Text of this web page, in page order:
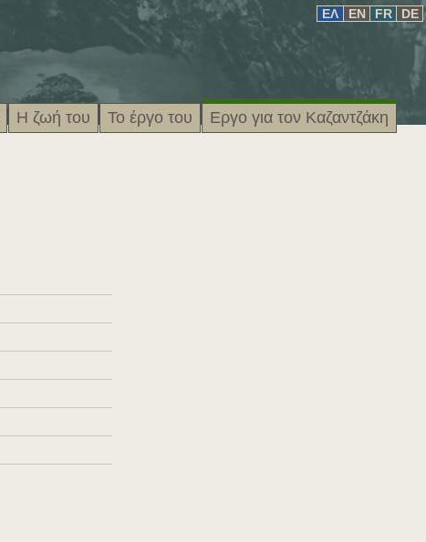
Η ζωή του Το έργο του Εργο για τον Καζαντζάκη
EΛ EN FR DE